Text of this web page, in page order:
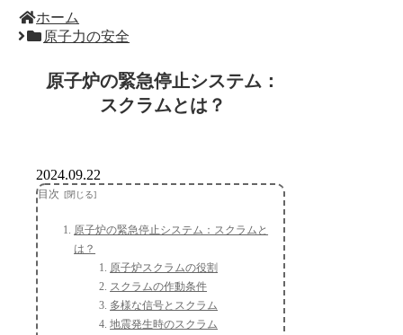
ホーム
原子力の安全
原子炉の緊急停止システム：
スクラムとは？
2024.09.22
目次
原子炉の緊急停止システム：スクラムと
は？
原子炉スクラムの役割
スクラムの作動条件
多様な信号とスクラム
地震発生時のスクラム